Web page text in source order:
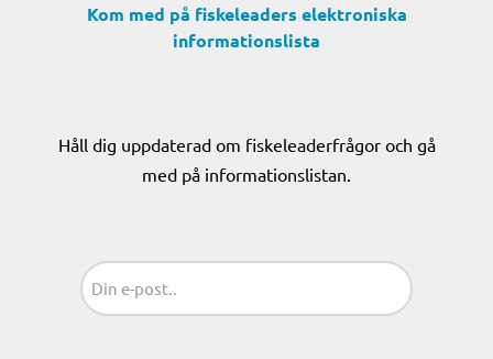
Kom med på fiskeleaders elektroniska
informationslista
Håll dig uppdaterad om fiskeleaderfrågor och gå
med på informationslistan.
Sähköposti